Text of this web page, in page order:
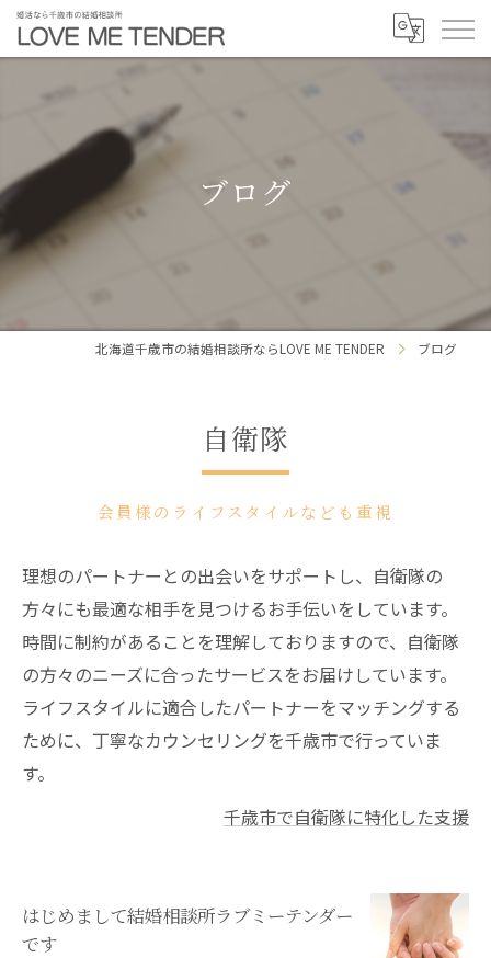
ブログ
北海道千歳市の結婚相談所ならLOVE ME TENDER ブログ
自衛隊
会員様のライフスタイルなども重視
理想のパートナーとの出会いをサポートし、自衛隊の
方々にも最適な相手を見つけるお手伝いをしています。
時間に制約があることを理解しておりますので、自衛隊
の方々のニーズに合ったサービスをお届けしています。
ライフスタイルに適合したパートナーをマッチングする
ために、丁寧なカウンセリングを千歳市で行っていま
す。
千歳市で自衛隊に特化した支援
はじめまして結婚相談所ラブミーテンダー
です